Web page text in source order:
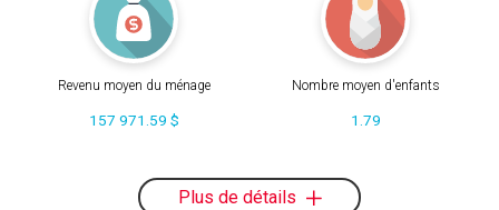
Revenu moyen du ménage
157 971.59 $
Nombre moyen d'enfants
1.79
Plus de détails